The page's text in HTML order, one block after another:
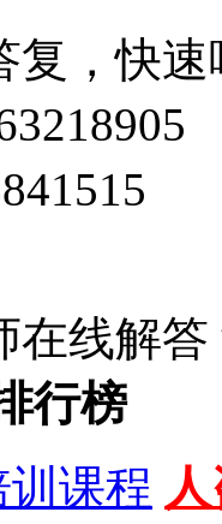
复，快速
在线解答
行榜
课程